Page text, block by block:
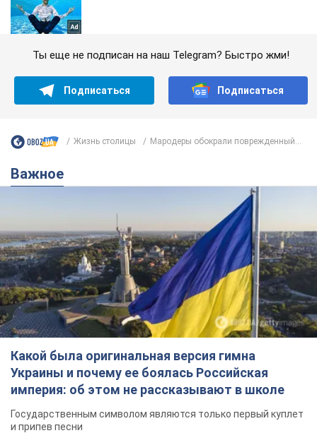
Ты еще не подписан на наш Telegram? Быстро жми!
Подписаться Подписаться
Жизнь столицы Мародеры обокрали поврежденный...
Важное
Какой была оригинальная версия гимна
Украины и почему ее боялась Российская
империя: об этом не рассказывают в школе
Государственным символом являются только первый куплет
и припев песни